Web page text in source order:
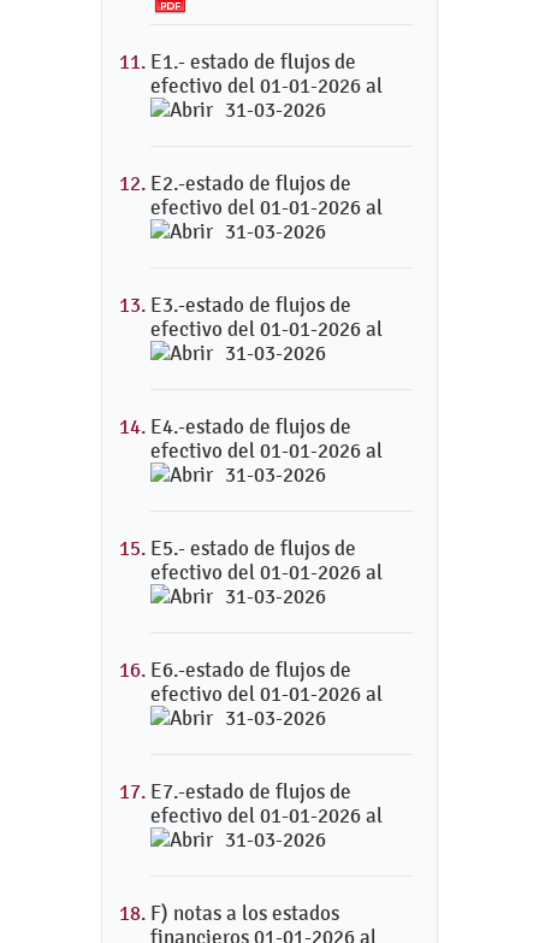
E1.- estado de flujos de
efectivo del 01-01-2026 al
31-03-2026
E2.-estado de flujos de
efectivo del 01-01-2026 al
31-03-2026
E3.-estado de flujos de
efectivo del 01-01-2026 al
31-03-2026
E4.-estado de flujos de
efectivo del 01-01-2026 al
31-03-2026
E5.- estado de flujos de
efectivo del 01-01-2026 al
31-03-2026
E6.-estado de flujos de
efectivo del 01-01-2026 al
31-03-2026
E7.-estado de flujos de
efectivo del 01-01-2026 al
31-03-2026
F) notas a los estados
financieros 01-01-2026 al